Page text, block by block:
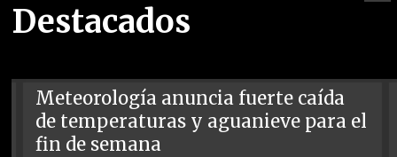
Destacados
Meteorología anuncia fuerte caída
de temperaturas y aguanieve para el
fin de semana